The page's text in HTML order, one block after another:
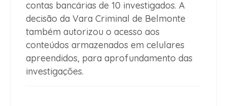
contas bancárias de 10 investigados. A
decisão da Vara Criminal de Belmonte
também autorizou o acesso aos
conteúdos armazenados em celulares
apreendidos, para aprofundamento das
investigações.